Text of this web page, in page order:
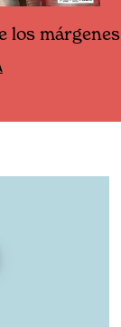
los márgenes